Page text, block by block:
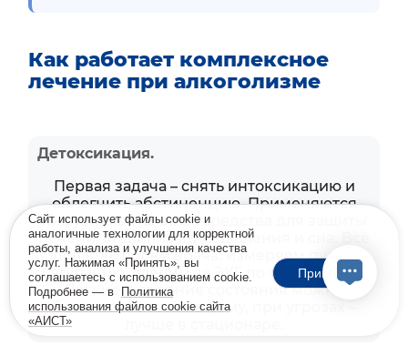
Как работает комплексное
лечение при алкоголизме
Детоксикация.
Первая задача – снять интоксикацию и
облегчить абстиненцию. Применяются
инфузии, витамины, средства для защиты
печени, стабилизации давления и сна. Всё
под контролем врача: измеряем пульс,
сатурацию, следим за ЭКГ по показаниям.
Лёгкие и средние состояния можно
безопасно вести на дому, при угрозах –
Сайт использует файлы cookie и
аналогичные технологии для корректной
работы, анализа и улучшения качества
услуг. Нажимая «Принять», вы
соглашаетесь с использованием cookie.
Подробнее — в
Политика
использования файлов cookie сайта
«АИСТ»
Принять
Сделано в